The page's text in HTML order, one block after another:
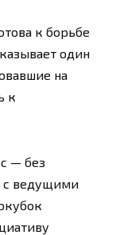
к борьбе
один
на
к
— без
с ведущими